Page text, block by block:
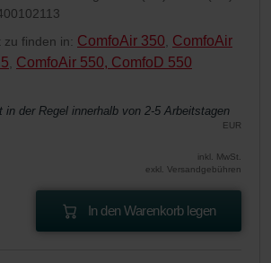
zu finden in: ComfoAir 350 ComfoAir
ComfoAir 550, ComfoD 550
in der Regel innerhalb von 2-5 Arbeitstagen
EUR
inkl. MwSt.
exkl. Versandgebühren
In den Warenkorb legen